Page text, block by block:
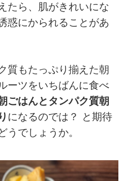
たら、肌がきれいにな
惑にかられることがあ
質もたっぷり揃えた朝
ーツをいちばんに食べ
ごはんとタンパク質朝
になるのでは？ と期待
うでしょうか。